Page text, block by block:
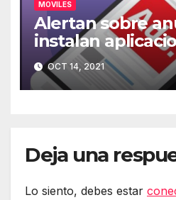
MOVILES
Alertan sobre
instalan
móvil
OCT 14, 2021
Deja una
Lo siento, debes estar